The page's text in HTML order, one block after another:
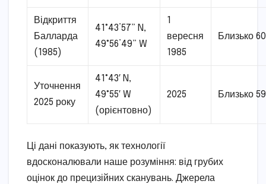
Відкриття
Балларда
(1985)
41°43’57” N,
49°56’49” W
1
вересня
1985
Близько
Уточнення
2025 року
41°43′ N,
49°55′ W
(орієнтовно)
2025 Близько
Ці дані показують, як технології
вдосконалювали наше розуміння: від грубих
оцінок до прецизійних сканувань. Джерела